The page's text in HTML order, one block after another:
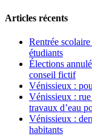
Articles récents
Rentrée
étudiants
Élections
conseil fictif
Vénissieux :
Vénissieux :
travaux d’eau
Vénissieux :
habitants